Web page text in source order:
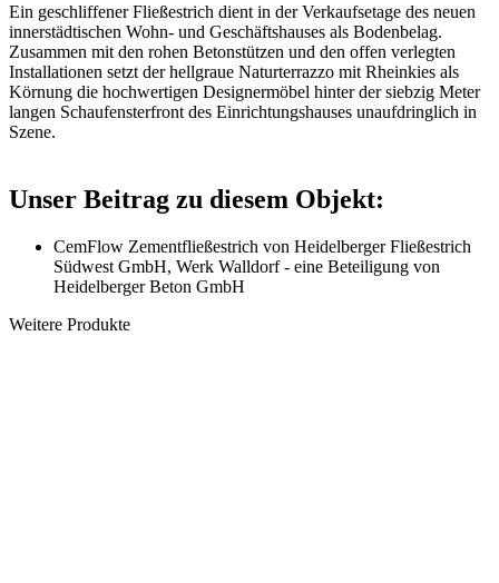
Ein geschliffener Fließestrich dient in der Verkaufsetage des neuen
innerstädtischen Wohn- und Geschäftshauses als Bodenbelag.
Zusammen mit den rohen Betonstützen und den offen verlegten
Installationen setzt der hellgraue Naturterrazzo mit Rheinkies als
Körnung die hochwertigen Designermöbel hinter der siebzig Meter
langen Schaufensterfront des Einrichtungshauses unaufdringlich in
Szene.
Unser Beitrag zu diesem Objekt:
CemFlow Zementfließestrich von Heidelberger Fließestrich
Südwest GmbH, Werk Walldorf - eine Beteiligung von
Heidelberger Beton GmbH
Weitere Produkte